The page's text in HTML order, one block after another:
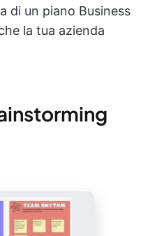
di un piano Business
la tua azienda